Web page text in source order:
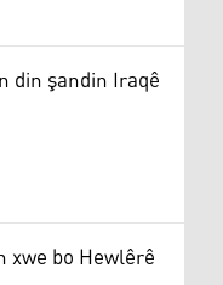
din şandin Iraqê
xwe bo Hewlêrê